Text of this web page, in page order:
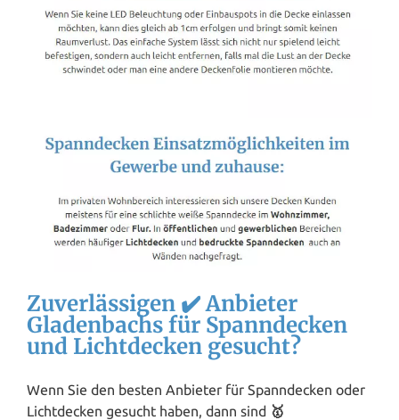
Zuverlässigen ✔️ Anbieter
Gladenbachs für Spanndecken
und Lichtdecken gesucht?
Wenn Sie den besten Anbieter für Spanndecken oder
Lichtdecken gesucht haben, dann sind 🥇